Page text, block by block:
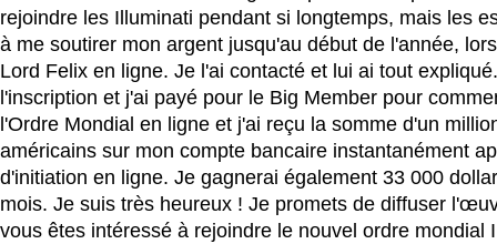
rejoindre les Illuminati pendant si longtemps, mais les
à me soutirer mon argent jusqu'au début de l'année,
Lord Felix en ligne. Je l'ai contacté et lui ai tout
l'inscription et j'ai payé pour le Big Member pour
l'Ordre Mondial en ligne et j'ai reçu la somme d'un
américains sur mon compte bancaire instantanément
d'initiation en ligne. Je gagnerai également 33 000
mois. Je suis très heureux ! Je promets de diffuser
vous êtes intéressé à rejoindre le nouvel ordre mondial